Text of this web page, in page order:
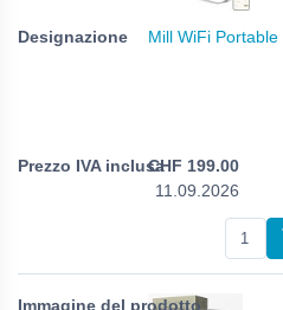
Mill WiFi
CHF 199.00
11.09.2026